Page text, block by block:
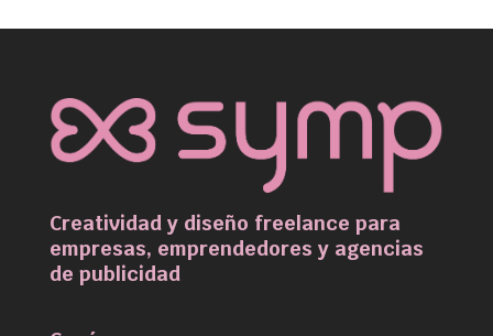
Creatividad y diseño freelance para
empresas, emprendedores y agencias
de publicidad